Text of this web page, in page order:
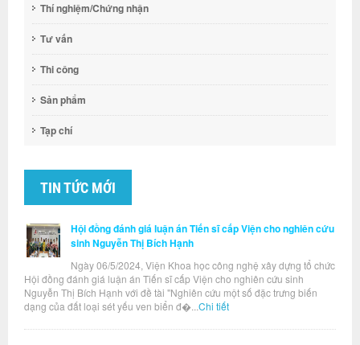
Thí nghiệm/Chứng nhận
Tư vấn
Thi công
Sản phẩm
Tạp chí
TIN TỨC MỚI
Hội đồng đánh giá luận án Tiến sĩ cấp Viện cho nghiên cứu
sinh Nguyễn Thị Bích Hạnh
Ngày 06/5/2024, Viện Khoa học công nghệ xây dựng tổ chức
Hội đồng đánh giá luận án Tiến sĩ cấp Viện cho nghiên cứu sinh
Nguyễn Thị Bích Hạnh với đề tài "Nghiên cứu một số đặc trưng biến
dạng của đất loại sét yếu ven biển đ�...Chi tiết